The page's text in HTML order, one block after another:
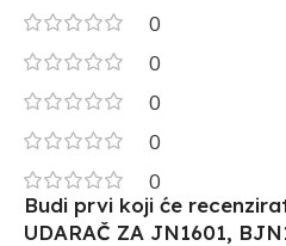
0
0
0
0
0
Budi prvi koji će
UDARAČ ZA JN1601,